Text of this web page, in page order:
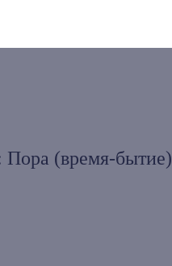
(время-бытие)